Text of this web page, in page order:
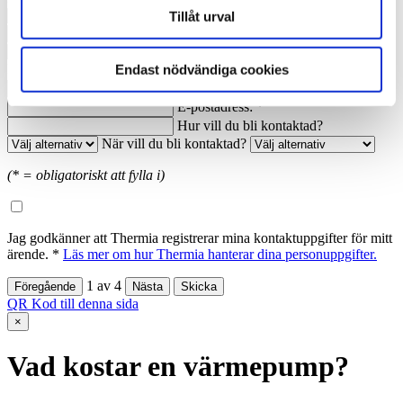
Tillåt urval
Endast nödvändiga cookies
Nuvarande årsförbrukning av energi:
Ort: *
Telefon dagtid: *
E-postadress: *
Hur vill du bli kontaktad?
När vill du bli kontaktad?
(* = obligatoriskt att fylla i)
Jag godkänner att Thermia registrerar mina kontaktuppgifter för mitt
ärende. * Läs mer om hur Thermia hanterar dina personuppgifter.
1 av 4
QR Kod till denna sida
×
Vad kostar en värmepump?